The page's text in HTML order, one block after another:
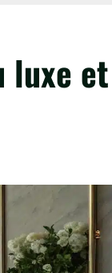
luxe et